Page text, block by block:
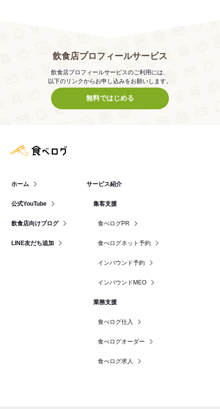
飲食店プロフィールサービス
飲食店プロフィールサービスのご利用には、
以下のリンクからお申し込みをお願いします。
無料ではじめる
ホーム
公式YouTube
飲食店向けブログ
LINE友だち追加
サービス紹介
集客支援
食べログPR
食べログネット予約
インバウンド予約
インバウンドMEO
業務支援
食べログ仕入
食べログオーダー
食べログ求人